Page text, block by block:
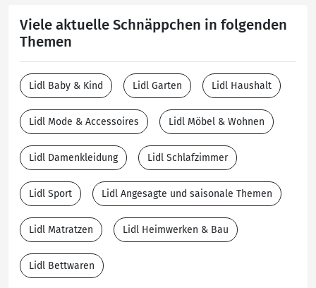
Viele aktuelle Schnäppchen in folgenden
Themen
Lidl Baby & Kind Lidl Garten Lidl Haushalt
Lidl Mode & Accessoires Lidl Möbel & Wohnen
Lidl Damenkleidung Lidl Schlafzimmer
Lidl Sport Lidl Angesagte und saisonale Themen
Lidl Matratzen Lidl Heimwerken & Bau
Lidl Bettwaren